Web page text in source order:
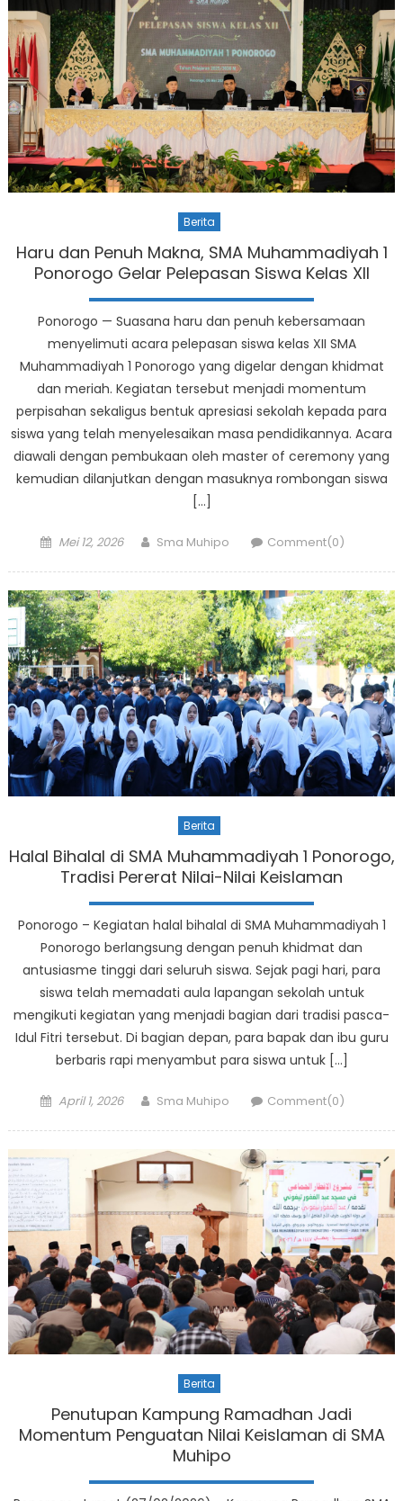
Berita
Haru dan Penuh Makna, SMA Muhammadiyah 1
Ponorogo Gelar Pelepasan Siswa Kelas XII
Ponorogo — Suasana haru dan penuh kebersamaan
menyelimuti acara pelepasan siswa kelas XII SMA
Muhammadiyah 1 Ponorogo yang digelar dengan khidmat
dan meriah. Kegiatan tersebut menjadi momentum
perpisahan sekaligus bentuk apresiasi sekolah kepada para
siswa yang telah menyelesaikan masa pendidikannya. Acara
diawali dengan pembukaan oleh master of ceremony yang
kemudian dilanjutkan dengan masuknya rombongan siswa
[…]
Posted
Mei 12, 2026 Author
Sma Muhipo Comment(0)
Berita
Halal Bihalal di SMA Muhammadiyah 1 Ponorogo,
Tradisi Pererat Nilai-Nilai Keislaman
Ponorogo – Kegiatan halal bihalal di SMA Muhammadiyah 1
Ponorogo berlangsung dengan penuh khidmat dan
antusiasme tinggi dari seluruh siswa. Sejak pagi hari, para
siswa telah memadati aula lapangan sekolah untuk
mengikuti kegiatan yang menjadi bagian dari tradisi pasca-
Idul Fitri tersebut. Di bagian depan, para bapak dan ibu guru
berbaris rapi menyambut para siswa untuk […]
Posted
April 1, 2026 Author
Sma Muhipo Comment(0)
Berita
Penutupan Kampung Ramadhan Jadi
Momentum Penguatan Nilai Keislaman di SMA
Muhipo